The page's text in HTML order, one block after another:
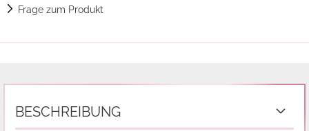
Frage zum Produkt
BESCHREIBUNG